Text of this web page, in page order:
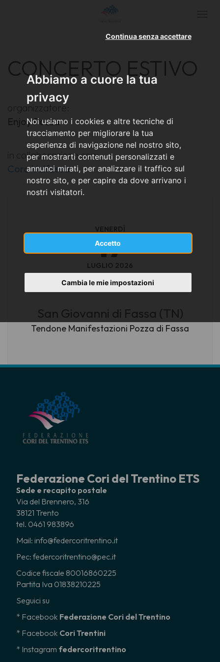
Abbiamo a cuore la tua
privacy
Noi usiamo i cookies e altre tecniche di
tracciamento per migliorare la tua
esperienza di navigazione nel nostro sito,
per mostrarti contenuti personalizzati e
annunci mirati, per analizzare il traffico sul
nostro sito, e per capire da dove arrivano i
nostri visitatori.
Accetto
Continua senza accettare
Cambia le mie impostazioni
CONCERTO ESTIVO
organizzatore:
Enjoy Pozza
in collaborazione con:
Coro Valfassa
VENERDÌ
17
LUGLIO 2026
ore 21.15
San Giovanni di Fassa (TN)
Tendone Manifestazioni Pozza di Fassa
Federazione Cori del Trentino ETS
Sede e recapito postale
Via del Brennero, 316
38121 Trento
tel. 0461 983896
Mail: info@federcoritrentino.it
Pec: federcoritrentino@pec.it
Codice fiscale 80016860225
Partita Iva 01838210225
Seguici su
* Facebook Federazione Cori del Trentino
* Facebook Cori Trentini
* Instagram federcoritrentino